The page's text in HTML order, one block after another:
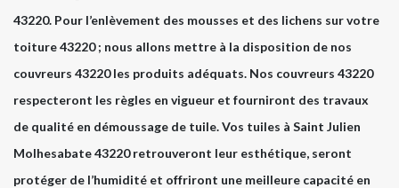
43220. Pour l’enlèvement des mousses et des lichens sur votre
toiture 43220 ; nous allons mettre à la disposition de nos
couvreurs 43220 les produits adéquats. Nos couvreurs 43220
respecteront les règles en vigueur et fourniront des travaux
de qualité en démoussage de tuile. Vos tuiles à Saint Julien
Molhesabate 43220 retrouveront leur esthétique, seront
protéger de l’humidité et offriront une meilleure capacité en